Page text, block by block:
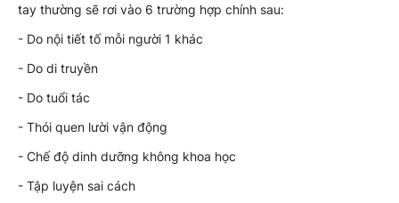
tay thường sẽ rơi vào 6 trường hợp chính sau:
- Do nội tiết tố mỗi người 1 khác
- Do di truyền
- Do tuổi tác
- Thói quen lười vận động
- Chế độ dinh dưỡng không khoa học
- Tập luyện sai cách